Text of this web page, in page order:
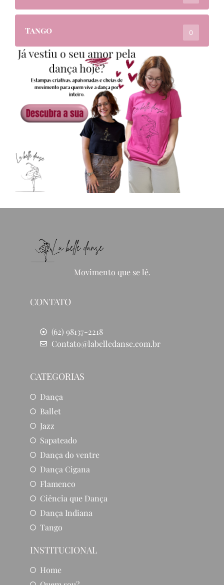
Tango 0
Movimento que se lê.
CONTATO
(62) 98137-2218
Contato@labelledanse.com.br
CATEGORIAS
Dança
Ballet
Jazz
Sapateado
Dança do ventre
Dança Cigana
Flamenco
Ciência que Dança
Dança Indiana
Tango
INSTITUCIONAL
Home